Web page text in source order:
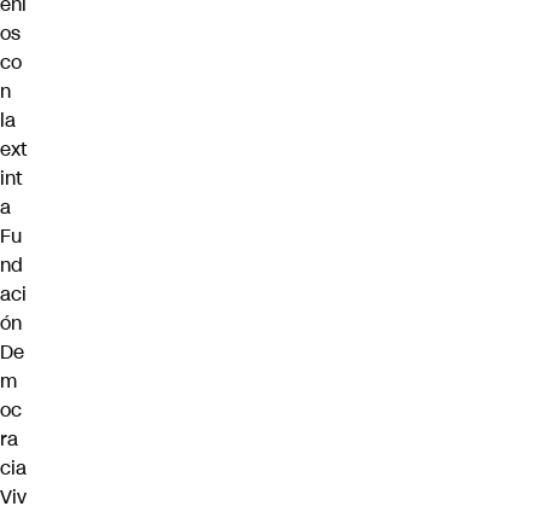
os
co
n
la
ext
int
a
Fu
nd
aci
ón
De
m
oc
ra
cia
Viv